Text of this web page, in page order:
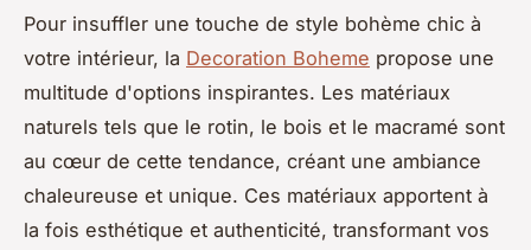
Pour insuffler une touche de style bohème chic à
votre intérieur, la Decoration Boheme propose une
multitude d'options inspirantes. Les matériaux
naturels tels que le rotin, le bois et le macramé sont
au cœur de cette tendance, créant une ambiance
chaleureuse et unique. Ces matériaux apportent à
la fois esthétique et authenticité, transformant vos